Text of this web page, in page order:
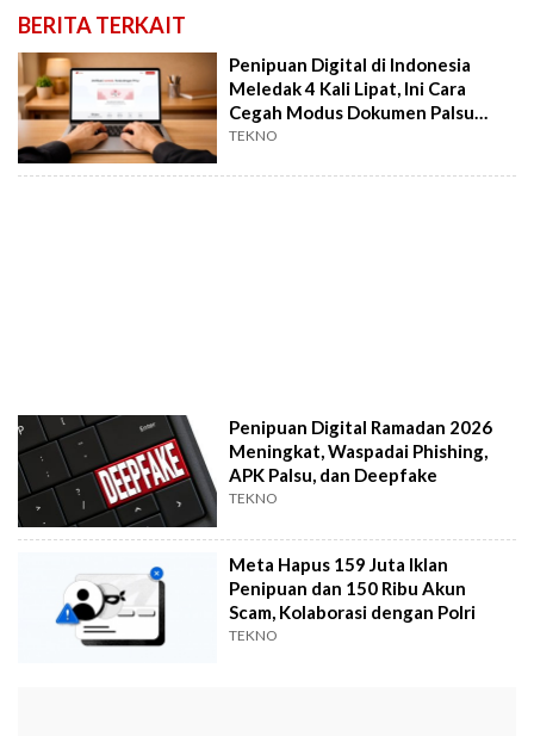
BERITA TERKAIT
Penipuan Digital di Indonesia
Meledak 4 Kali Lipat, Ini Cara
Cegah Modus Dokumen Palsu
yang Marak
TEKNO
Penipuan Digital Ramadan 2026
Meningkat, Waspadai Phishing,
APK Palsu, dan Deepfake
TEKNO
Meta Hapus 159 Juta Iklan
Penipuan dan 150 Ribu Akun
Scam, Kolaborasi dengan Polri
TEKNO